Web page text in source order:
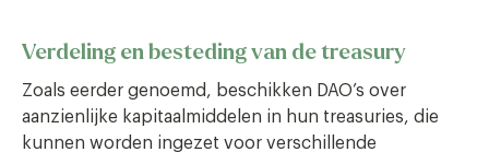
Verdeling en besteding van de treasury
Zoals eerder genoemd, beschikken DAO’s over
aanzienlijke kapitaalmiddelen in hun treasuries, die
kunnen worden ingezet voor verschillende